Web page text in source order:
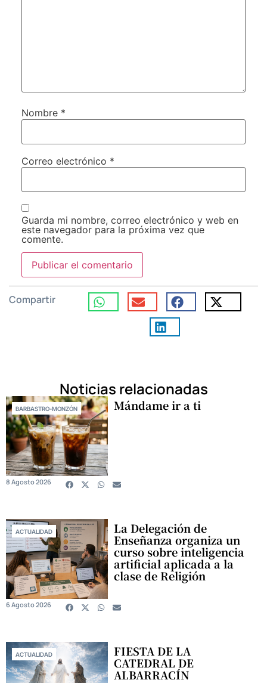
Nombre *
Correo electrónico *
Guarda mi nombre, correo electrónico y web en
este navegador para la próxima vez que
comente.
Compartir
Noticias relacionadas
BARBASTRO-MONZÓN Mándame ir a ti
8 Agosto 2026
ACTUALIDAD La Delegación de
Enseñanza organiza un
curso sobre inteligencia
artificial aplicada a la
clase de Religión
6 Agosto 2026
ACTUALIDAD FIESTA DE LA
CATEDRAL DE
ALBARRACÍN